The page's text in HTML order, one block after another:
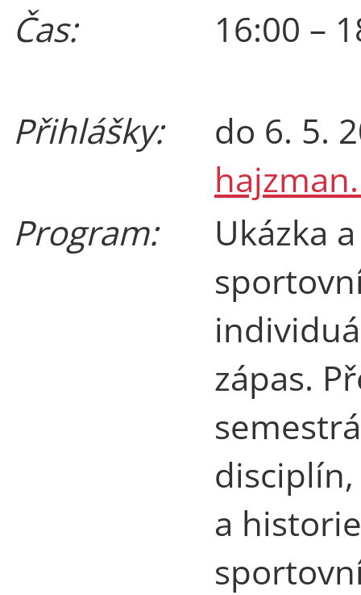
Čas: 16:00 –
Přihlášky:
do 6. 5.
Program:
Ukázka
zápas.
a